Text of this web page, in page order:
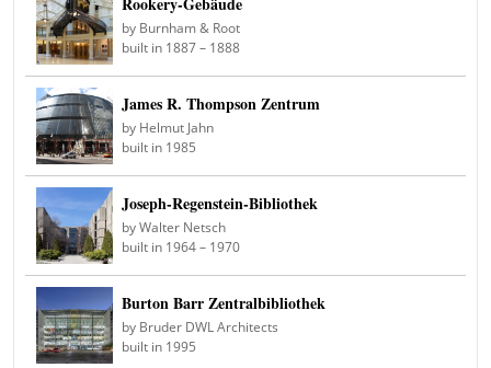
by Burnham & Root
built in 1887 – 1888
James R. Thompson Zentrum
by Helmut Jahn
built in 1985
Joseph-Regenstein-Bibliothek
by Walter Netsch
built in 1964 – 1970
Burton Barr Zentralbibliothek
by Bruder DWL Architects
built in 1995